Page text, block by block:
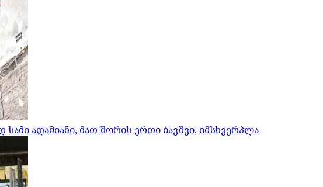
ადამიანი, მათ შორის ერთი ბავშვი, იმსხვერპლა